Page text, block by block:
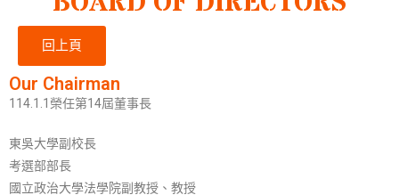
回上頁
Our Chairman
114.1.1榮任第14屆董事長
東吳大學副校長
考選部部長
國立政治大學法學院副教授、教授